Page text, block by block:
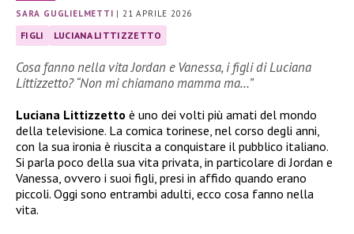
SARA GUGLIELMETTI |21 APRILE 2026
FIGLI LUCIANA LITTIZZETTO
Cosa fanno nella vita Jordan e Vanessa, i figli di Luciana
Littizzetto? “Non mi chiamano mamma ma…”
Luciana Littizzetto è uno dei volti più amati del mondo
della televisione. La comica torinese, nel corso degli anni,
con la sua ironia è riuscita a conquistare il pubblico italiano.
Si parla poco della sua vita privata, in particolare di Jordan e
Vanessa, ovvero i suoi figli, presi in affido quando erano
piccoli. Oggi sono entrambi adulti, ecco cosa fanno nella
vita.